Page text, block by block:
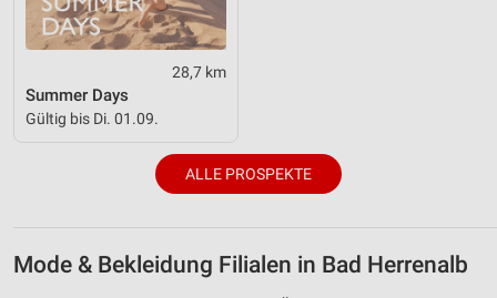
28,7 km
Summer Days
Gültig bis Di. 01.09.
ALLE PROSPEKTE
Mode & Bekleidung Filialen in Bad Herrenalb